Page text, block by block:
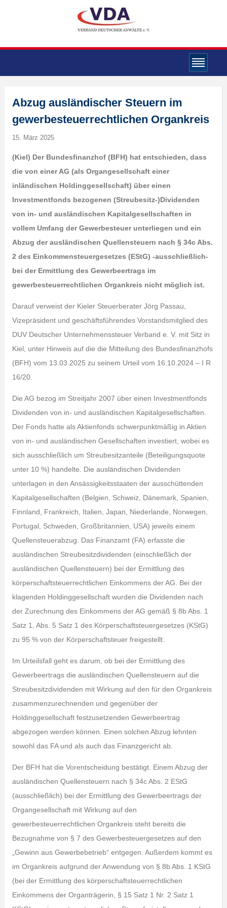
Abzug ausländischer Steuern im
gewerbesteuerrechtlichen Organkreis
15. März 2025
(Kiel) Der Bundesfinanzhof (BFH) hat entschieden, dass
die von einer AG (als Organgesellschaft einer
inländischen Holdinggesellschaft) über einen
Investmentfonds bezogenen (Streubesitz-)Dividenden
von in- und ausländischen Kapitalgesellschaften in
vollem Umfang der Gewerbesteuer unterliegen und ein
Abzug der ausländischen Quellensteuern nach § 34c Abs.
2 des Einkommensteuergesetzes (EStG) -ausschließlich-
bei der Ermittlung des Gewerbeertrags im
gewerbesteuerrechtlichen Organkreis nicht möglich ist.
Darauf verweist der Kieler Steuerberater Jörg Passau,
Vizepräsident und geschäftsführendes Vorstandsmitglied des
DUV Deutscher Unternehmenssteuer Verband e. V. mit Sitz in
Kiel, unter Hinweis auf die die Mitteilung des Bundesfinanzhofs
(BFH) vom 13.03.2025 zu seinem Urteil vom 16.10.2024 – I R
16/20.
Die AG bezog im Streitjahr 2007 über einen Investmentfonds
Dividenden von in- und ausländischen Kapitalgesellschaften.
Der Fonds hatte als Aktienfonds schwerpunktmäßig in Aktien
von in- und ausländischen Gesellschaften investiert, wobei es
sich ausschließlich um Streubesitzanteile (Beteiligungsquote
unter 10 %) handelte. Die ausländischen Dividenden
unterlagen in den Ansässigkeitsstaaten der ausschüttenden
Kapitalgesellschaften (Belgien, Schweiz, Dänemark, Spanien,
Finnland, Frankreich, Italien, Japan, Niederlande, Norwegen,
Portugal, Schweden, Großbritannien, USA) jeweils einem
Quellensteuerabzug. Das Finanzamt (FA) erfasste die
ausländischen Streubesitzdividenden (einschließlich der
ausländischen Quellensteuern) bei der Ermittlung des
körperschaftsteuerrechtlichen Einkommens der AG. Bei der
klagenden Holdinggesellschaft wurden die Dividenden nach
der Zurechnung des Einkommens der AG gemäß § 8b Abs. 1
Satz 1, Abs. 5 Satz 1 des Körperschaftsteuergesetzes (KStG)
zu 95 % von der Körperschaftsteuer freigestellt.
Im Urteilsfall geht es darum, ob bei der Ermittlung des
Gewerbeertrags die ausländischen Quellensteuern auf die
Streubesitzdividenden mit Wirkung auf den für den Organkreis
zusammenzurechnenden und gegenüber der
Holdinggesellschaft festzusetzenden Gewerbeertrag
abgezogen werden können. Einen solchen Abzug lehnten
sowohl das FA und als auch das Finanzgericht ab.
Der BFH hat die Vorentscheidung bestätigt. Einem Abzug der
ausländischen Quellensteuern nach § 34c Abs. 2 EStG
(ausschließlich) bei der Ermittlung des Gewerbeertrags der
Organgesellschaft mit Wirkung auf den
gewerbesteuerrechtlichen Organkreis steht bereits die
Bezugnahme von § 7 des Gewerbesteuergesetzes auf den
„Gewinn aus Gewerbebetrieb“ entgegen. Außerdem kommt es
im Organkreis aufgrund der Anwendung von § 8b Abs. 1 KStG
(bei der Ermittlung des körperschaftsteuerrechtlichen
Einkommens der Organträgerin, § 15 Satz 1 Nr. 2 Satz 1